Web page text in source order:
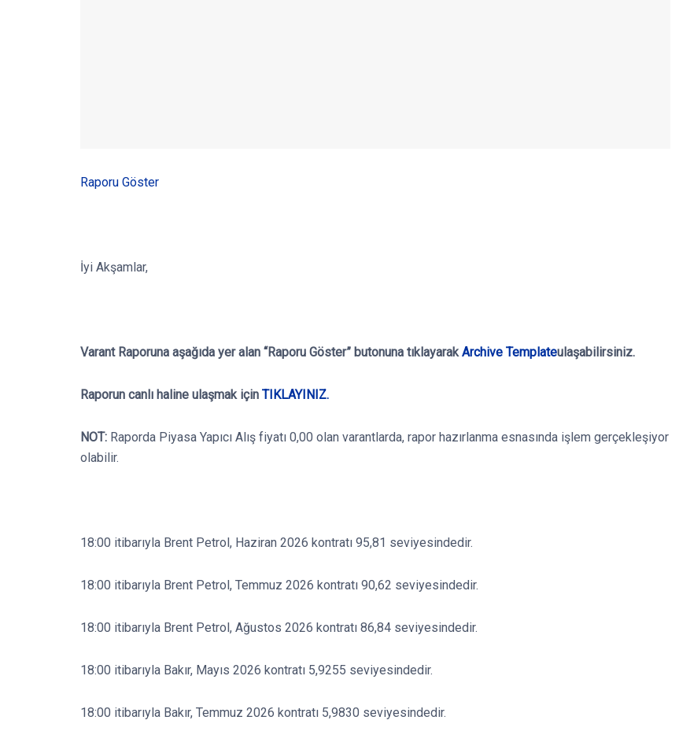
Raporu Göster
İyi Akşamlar,
Varant Raporuna aşağıda yer alan “Raporu Göster” butonuna tıklayarak Archive Templateulaşabilirsiniz.
Raporun canlı haline ulaşmak için TIKLAYINIZ.
NOT: Raporda Piyasa Yapıcı Alış fiyatı 0,00 olan varantlarda, rapor hazırlanma esnasında işlem gerçekleşiyor
olabilir.
18:00 itibarıyla Brent Petrol, Haziran 2026 kontratı 95,81 seviyesindedir.
18:00 itibarıyla Brent Petrol, Temmuz 2026 kontratı 90,62 seviyesindedir.
18:00 itibarıyla Brent Petrol, Ağustos 2026 kontratı 86,84 seviyesindedir.
18:00 itibarıyla Bakır, Mayıs 2026 kontratı 5,9255 seviyesindedir.
18:00 itibarıyla Bakır, Temmuz 2026 kontratı 5,9830 seviyesindedir.